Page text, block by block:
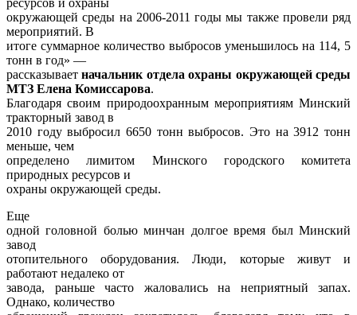
ресурсов и охраны
окружающей среды на 2006-2011 годы мы также провели ряд
мероприятий. В
итоге суммарное количество выбросов уменьшилось на 114, 5
тонн в год» —
рассказываетначальник отдела охраны окружающей среды
МТЗ Елена Комиссарова.
Благодаря своим природоохранным мероприятиям Минский
тракторный завод в
2010 году выбросил 6650 тонн выбросов. Это на 3912 тонн
меньше, чем
определено лимитом Минского городского комитета
природных ресурсов и
охраны окружающей среды.
Еще
одной головной болью минчан долгое время был Минский
завод
отопительного оборудования. Люди, которые живут и
работают недалеко от
завода, раньше часто жаловались на неприятный запах.
Однако, количество